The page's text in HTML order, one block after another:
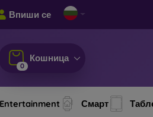
Впиши се
0
Кошница
Смарт